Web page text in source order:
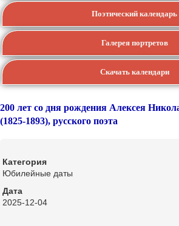
Поэтический календарь
Галерея портретов
Скачать календари
200 лет со дня рождения Алексея
(1825-1893), русского поэта
Категория
Юбилейные даты
Дата
2025-12-04